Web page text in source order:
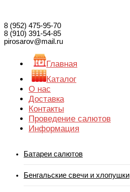
8 (952) 475-95-70
8 (910) 391-54-85
pirosarov@mail.ru
Главная
Каталог
О нас
Доставка
Контакты
Проведение салютов
Информация
Батареи салютов
Бенгальские свечи и хлопушки